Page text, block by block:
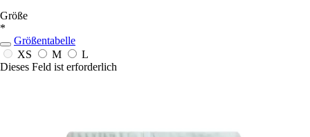
Größe
*
Größentabelle
XS
M
L
Dieses Feld ist erforderlich